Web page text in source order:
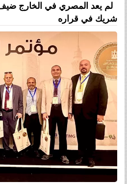
لم يعد المصري في الخارج
شريك في قراره